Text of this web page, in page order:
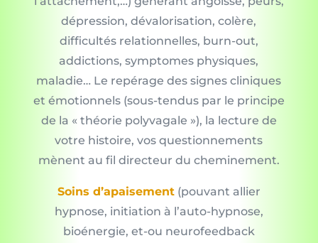
dépression, dévalorisation, colère,
difficultés relationnelles, burn-out,
addictions, symptomes physiques,
maladie… Le repérage des signes cliniques
et émotionnels (sous-tendus par le principe
de la « théorie polyvagale »), la lecture de
votre histoire, vos questionnements
mènent au fil directeur du cheminement.
Soins d’apaisement(pouvant allier
hypnose, initiation à l’auto-hypnose,
bioénergie, et-ou neurofeedback